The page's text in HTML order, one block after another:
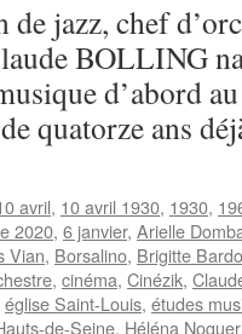
jazz, chef
BOLLING
d’abord
de quatorze ans
avril, 10 avril 1930, 1930,
2020, 6 janvier, Arielle
Vian, Borsalino, Brigitte
, cinéma, Cinézik,
église Saint-Louis, études
de-Seine, Héléna